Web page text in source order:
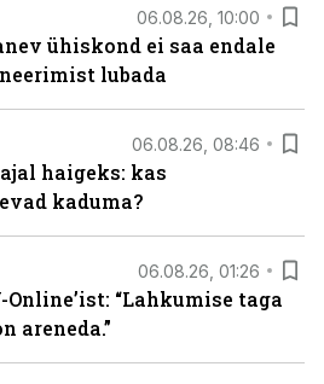
06.08.26, 10:00
ühiskond ei saa endale
lubada
06.08.26, 08:46
haigeks: kas
kaduma?
06.08.26, 01:26
“Lahkumise taga
areneda.”